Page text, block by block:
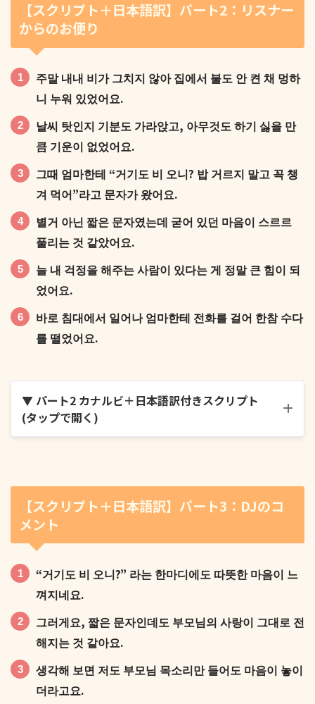
오늘은 비 오는 날 마음이 울적해졌던 한 청취자분의
사연을 소개해 드릴게요.
비 오는 하루를 따뜻하게 바꿔준 문자 한 통의 이야기,
지금 바로 읽어드릴게요.
【スクリプト＋日本語訳】パート2：リスナー
からのお便り
주말 내내 비가 그치지 않아 집에서 불도 안 켠 채 멍하
니 누워 있었어요.
날씨 탓인지 기분도 가라앉고, 아무것도 하기 싫을 만
큼 기운이 없었어요.
그때 엄마한테 “거기도 비 오니? 밥 거르지 말고 꼭 챙
겨 먹어”라고 문자가 왔어요.
별거 아닌 짧은 문자였는데 굳어 있던 마음이 스르르
풀리는 것 같았어요.
늘 내 걱정을 해주는 사람이 있다는 게 정말 큰 힘이 되
었어요.
바로 침대에서 일어나 엄마한테 전화를 걸어 한참 수다
를 떨었어요.
▼ パート2 カナルビ＋日本語訳付きスクリプト
(タップで開く)
날씨 탓인지 기분도 가라앉고, 아무것도 하기 싫을 만
큼 기운이 없었어요.
【スクリプト＋日本語訳】パート3：DJのコ
メント
“거기도 비 오니?” 라는 한마디에도 따뜻한 마음이 느
껴지네요.
그러게요, 짧은 문자인데도 부모님의 사랑이 그대로 전
해지는 것 같아요.
생각해 보면 저도 부모님 목소리만 들어도 마음이 놓이
더라고요.